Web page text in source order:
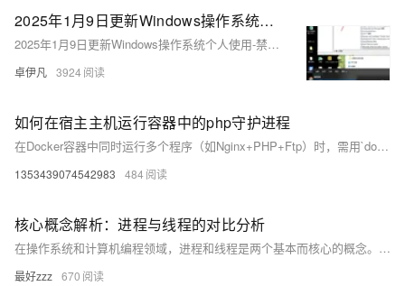
2025年1月9日更新Windows操作系统个人使用-禁用掉一下一些不必要的服务-关闭占用资源的进程-禁用服务提升系统运行速度-让电脑不再卡顿-优雅草央千澈-长期更新
2025年1月9日更新Windows操作系统个人使用-禁用掉一下一些不必要的服务-关闭占用资源的进程-禁用服务提升系统运行速度-让电脑不再卡顿-优雅草央千澈-长期更新
卓伊凡 3924
如何在宿主主机运行容器中的php守护进程
在Docker容器中同时运行多个程序（如Nginx+PHP+Ftp）时，需用`docker exec`命令启动额外服务。首先通过`php -v`查看PHP版本，再用`which php-fpm7.4`确认PHP安装路径，通常返回`/usr/sbin/php-fpm7.4`。最后直接运行该路径启动PHP-FPM服务，确保其正常工作。
1353439074542983 484
核心概念解析：进程与线程的对比分析
在操作系统和计算机编程领域，进程和线程是两个基本而核心的概念。它们是程序执行和资源管理的基础，但它们之间存在显著的差异。本文将深入探讨进程与线程的区别，并分析它们在现代软件开发中的应用和重要性。
最好zzz 670